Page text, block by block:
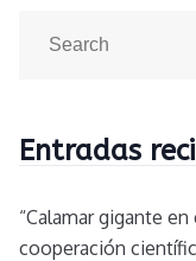
Entradas
“Calamar gigante
cooperación